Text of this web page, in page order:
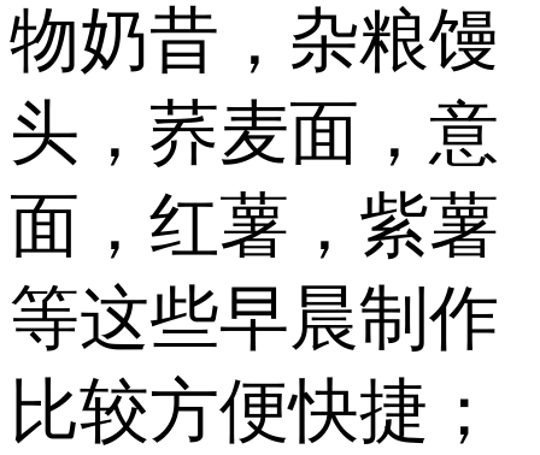
物奶昔，杂粮馒
头，荞麦面，意
面，红薯，紫薯
等这些早晨制作
比较方便快捷；